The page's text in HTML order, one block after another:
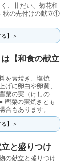
、甘だい、菊花和
秋の先付けの献立①
る】＞
【和食の献立
を素焼き、塩焼
げに卵白や卵黄、
粟の実（けしの
罌粟の実焼きとも
合もあります。
る】＞
と盛りつけ
の献立と盛りつけ